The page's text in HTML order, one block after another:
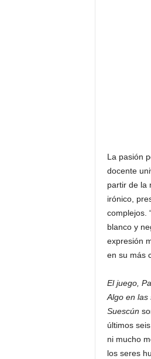
La pasión
docente
partir de la
irónico,
complejos.
blanco y
expresión
en su más
El juego,
Algo en las
Suescún
últimos
ni mucho
los seres